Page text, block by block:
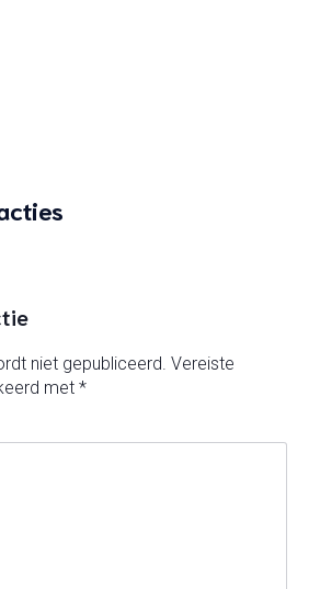
niet gepubliceerd. Vereiste
met *